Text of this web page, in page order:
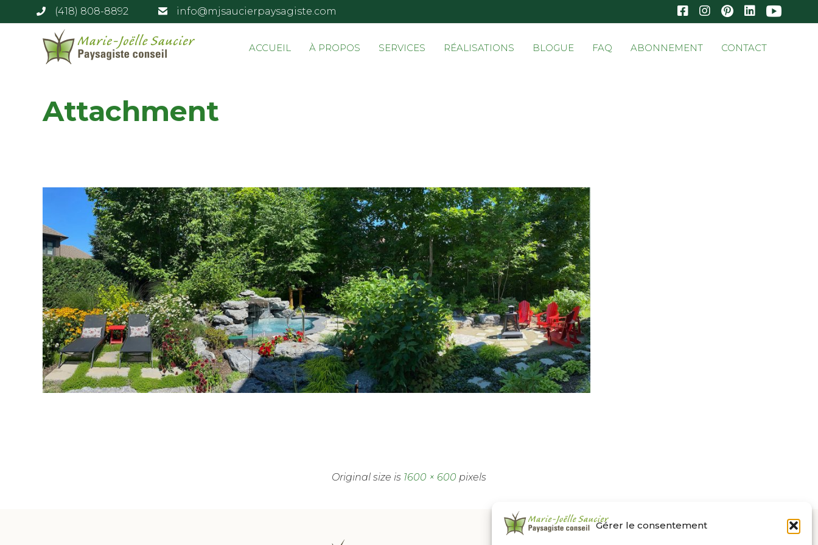
Gérer le consentement
(418) 808-8892 info@mjsaucierpaysagiste.com
ACCUEIL À PROPOS SERVICES RÉALISATIONS BLOGUE FAQ ABONNEMENT CONTACT
Attachment
Original size is 1600 × 600 pixels